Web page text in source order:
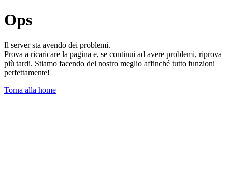
Ops
Il server sta avendo dei problemi.
Prova a ricaricare la pagina e, se continui ad avere problemi, riprova
più tardi. Stiamo facendo del nostro meglio affinché tutto funzioni
perfettamente!
Torna alla home